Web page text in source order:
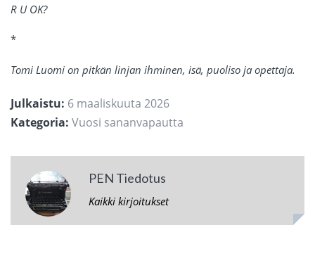
R U OK?
*
Tomi Luomi on pitkän linjan ihminen, isä, puoliso ja opettaja.
Julkaistu: 6 maaliskuuta 2026
Kategoria: Vuosi sananvapautta
PEN Tiedotus
Kaikki kirjoitukset